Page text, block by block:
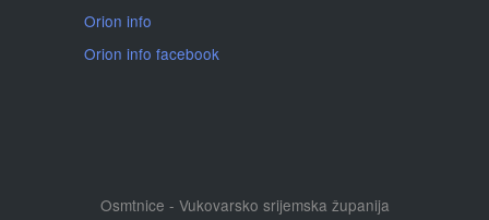
Orion info
Orion info facebook
Osmtnice - Vukovarsko srijemska županija